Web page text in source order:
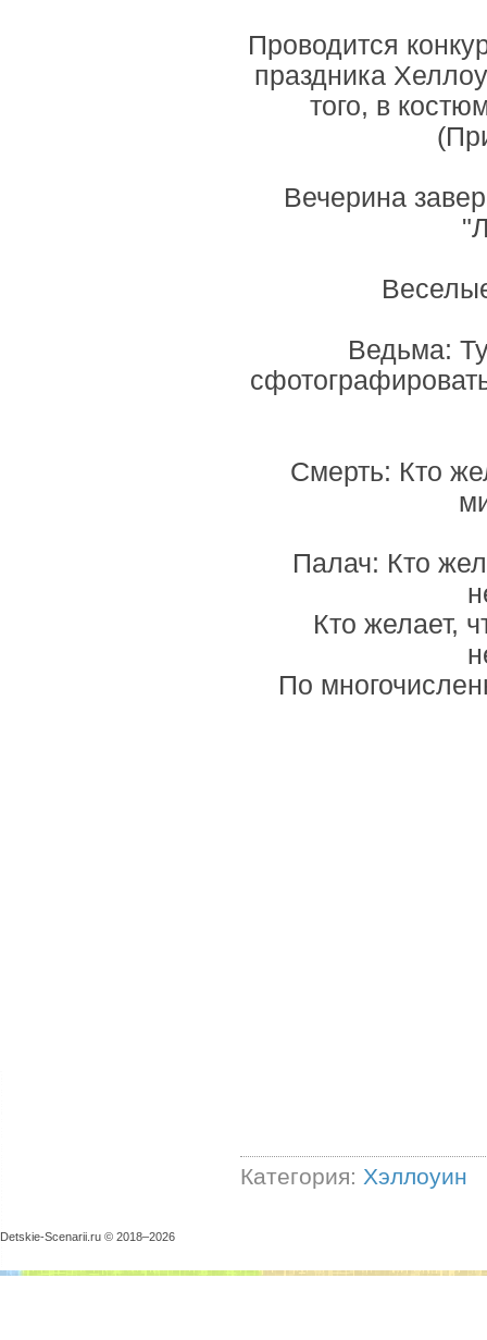
Проводится
праздника
того, в
Вечерина
Ведьма:
Смерть: Кто
Палач: Кто
Кто желает,
По
Категория: Хэллоуин
Detskie-Scenarii.ru © 2018–2026